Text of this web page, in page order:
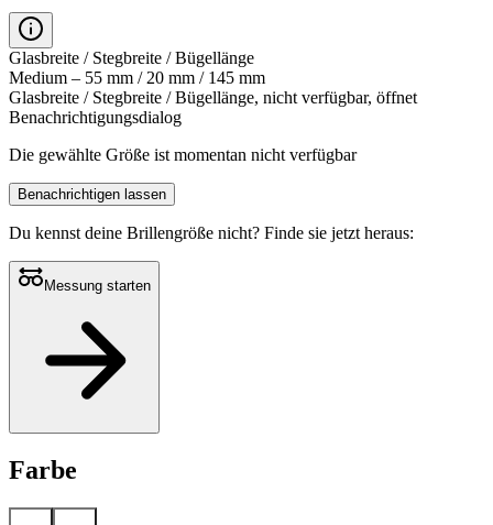
Glasbreite / Stegbreite / Bügellänge
Medium – 55 mm / 20 mm / 145 mm
Glasbreite / Stegbreite / Bügellänge, nicht verfügbar, öffnet
Benachrichtigungsdialog
Die gewählte Größe ist momentan nicht verfügbar
Benachrichtigen lassen
Du kennst deine Brillengröße nicht? Finde sie jetzt heraus:
Messung starten
Farbe